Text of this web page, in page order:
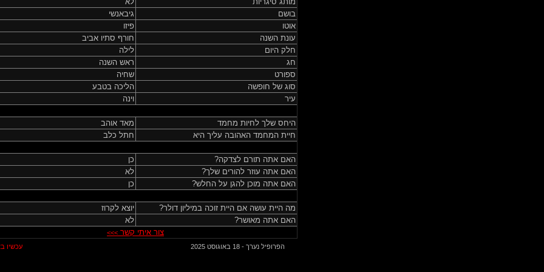
בושם
גיבאנשי
אוטו
פיזו
עונת השנה
חורף סתיו אביב
חלק היום
לילה
חג
ראש השנה
ספורט
שחיה
סוג של חופשה
הליכה בטבע
עיר
וינה
היחס שלך לחיות מחמד
מאד אוהב
חיית המחמד האהובה עליך היא
חתל כלב
האם אתה תורם לצדקה?
כן
האם אתה עוזר להורים שלך?
לא
האם אתה מוכן להגן על החלש?
כן
מה היית עושה אם היית זוכה במיליון דולר?
יוצא לקרוז
האם אתה מאושר?
לא
צור איתי קשר >>>
הפרופיל נערך - 18 באוגוסט 2025
עכשיו